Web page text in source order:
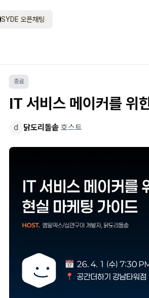
SYDE 오픈채팅
종료
IT 서비스 메이커를 위
d 닭도리돌솥 호스트